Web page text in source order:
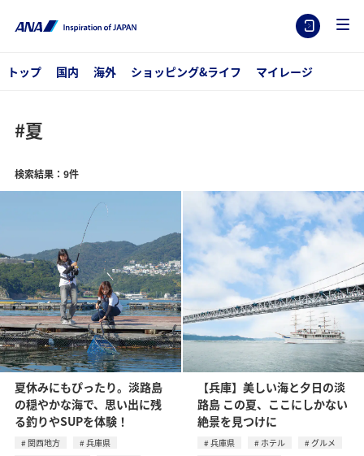
トップ 国内 海外 ショッピング&ライフ マイレージ
#夏
検索結果：9件
夏休みにもぴったり。淡路島
の穏やかな海で、思い出に残
る釣りやSUPを体験！
関西地方
兵庫県
【兵庫】美しい海と夕日の淡
路島 この夏、ここにしかない
絶景を見つけに
兵庫県 ホテル
グルメ